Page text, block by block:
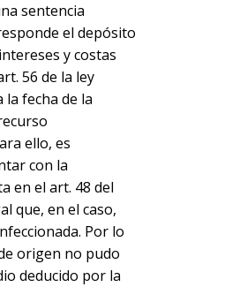
sentencia
el depósito
y costas
56 de la ley
la fecha de la
ello, es
con la
en el art. 48 del
que, en el caso,
Por lo
origen no pudo
deducido por la